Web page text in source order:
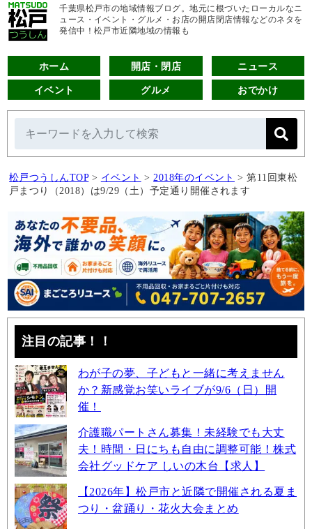
千葉県松戸市の地域情報ブログ。地元に根づいたローカルなニ
ュース・イベント・グルメ・お店の開店閉店情報などのネタを
発信中！松戸市近隣地域の情報も
ホーム 開店・閉店 ニュース
イベント グルメ おでかけ
松戸つうしんTOP > イベント > 2018年のイベント > 第11回東松
戸まつり（2018）は9/29（土）予定通り開催されます
注目の記事！！
わが子の夢、子どもと一緒に考えません
か？新感覚お笑いライブが9/6（日）開
催！
介護職パートさん募集！未経験でも大丈
夫！時間・日にちも自由に調整可能！株式
会社グッドケア しいの木台【求人】
【2026年】松戸市と近隣で開催される夏ま
つり・盆踊り・花火大会まとめ